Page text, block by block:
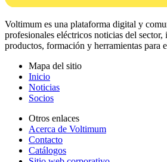
Voltimum es una plataforma digital y
profesionales eléctricos noticias del
productos, formación y herramientas para
Mapa del sitio
Inicio
Noticias
Socios
Otros enlaces
Acerca de Voltimum
Contacto
Catálogos